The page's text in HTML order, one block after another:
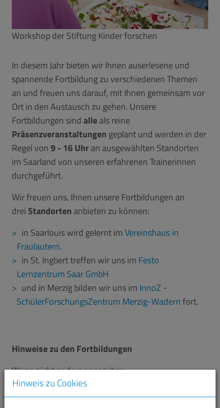
Workshop der Stiftung Kinder forschen
In diesem Jahr bieten wir Ihnen auserlesene und
spannende Fortbildung zu verschiedenen Themen
an und freuen uns darauf, mit Ihnen gemeinsam vor
Ort in den Austausch zu gehen. Unsere
Fortbildungen sind alleals reine
Präsenzveranstaltungen geplant und werden in der
Regel von9 - 16 Uhran ausgewählten Standorten
im Saarland von unseren erfahrenen Trainerinnen
durchgeführt.
Wir freuen uns, Ihnen unsere Fortbildungen an
drei Standorten anbieten zu können:
in Saarlouis wird gelernt imVereinshaus in
Fraulautern.
in St. Ingbert treffen wir uns im Festo
Lernzentrum Saar GmbH
und in Merzig bilden wir uns im InnoZ -
SchülerForschungsZentrum Merzig-Wadernfort.
Hinweise zu den Fortbildungen
Wenn nicht anders angegeben...
Hinweis zu Cookies